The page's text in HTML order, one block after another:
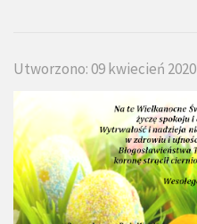
Utworzono: 09 kwiecień 2020